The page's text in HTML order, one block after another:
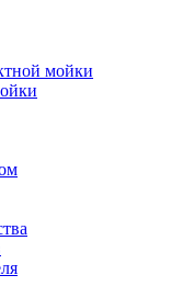
мойки